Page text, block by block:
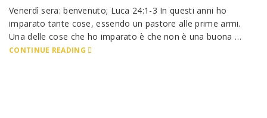
Venerdì sera: benvenuto; Luca 24:1-3 In questi anni ho
imparato tante cose, essendo un pastore alle prime armi.
Una delle cose che ho imparato è che non è una buona …
CONTINUE READING